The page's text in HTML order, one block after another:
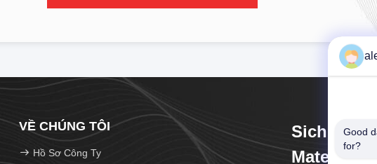
VỀ CHÚNG TÔI
Hồ Sơ Công Ty
Sichuan
Material
Good
for?